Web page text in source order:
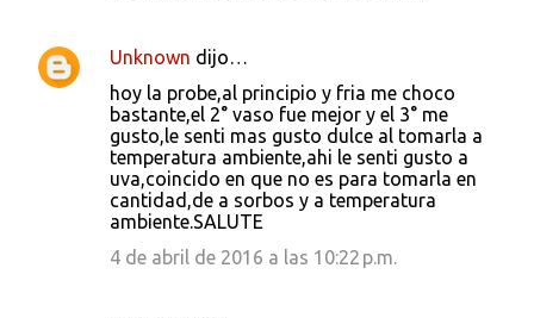
Unknown dijo…
hoy la probe,al principio y fria me choco
bastante,el 2° vaso fue mejor y el 3° me
gusto,le senti mas gusto dulce al tomarla a
temperatura ambiente,ahi le senti gusto a
uva,coincido en que no es para tomarla en
cantidad,de a sorbos y a temperatura
ambiente.SALUTE
4 de abril de 2016 a las 10:22 p.m.